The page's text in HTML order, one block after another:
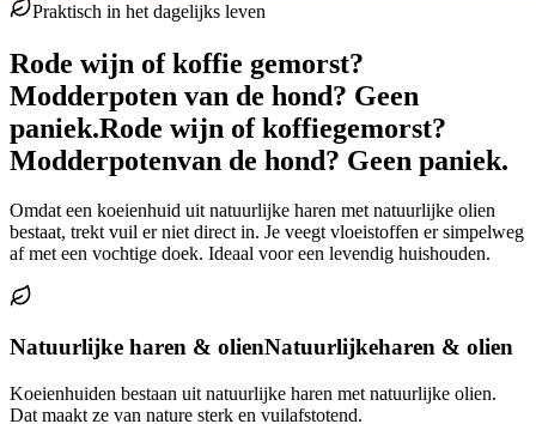
Praktisch in het dagelijks leven
Rode wijn of koffie gemorst?
Modderpoten van de hond? Geen
paniek.Rode wijn of koffiegemorst?
Modderpotenvan de hond? Geen paniek.
Omdat een koeienhuid uit natuurlijke haren met natuurlijke olien
bestaat, trekt vuil er niet direct in. Je veegt vloeistoffen er simpelweg
af met een vochtige doek. Ideaal voor een levendig huishouden.
Natuurlijke haren & olienNatuurlijkeharen & olien
Koeienhuiden bestaan uit natuurlijke haren met natuurlijke olien.
Dat maakt ze van nature sterk en vuilafstotend.